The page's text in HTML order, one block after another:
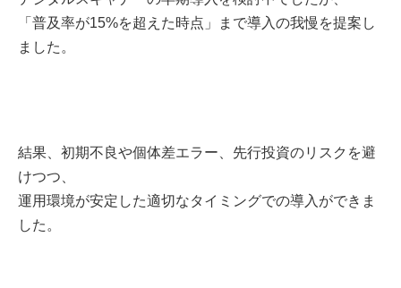
「普及率が15%を超えた時点」まで導入の我慢を提案し
ました。
結果、初期不良や個体差エラー、先行投資のリスクを避
けつつ、
運用環境が安定した適切なタイミングでの導入ができま
した。